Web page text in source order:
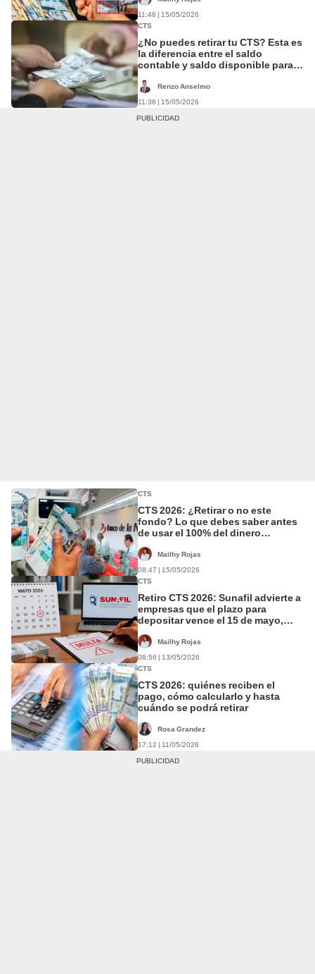
11:48 | 15/05/2026
CTS
¿No puedes retirar tu CTS? Esta es
la diferencia entre el saldo
contable y saldo disponible para
Renzo Anselmo
11:38 | 15/05/2026
CTS
CTS 2026: ¿Retirar o no este
fondo? Lo que debes saber antes
de usar el 100% del dinero
Mailhy Rojas
08:47 | 15/05/2026
CTS
Retiro CTS 2026: Sunafil advierte a
empresas que el plazo para
depositar vence el 15 de mayo,
incumplir?
Mailhy Rojas
08:56 | 13/05/2026
CTS
CTS 2026: quiénes reciben el
pago, cómo calcularlo y hasta
cuándo se podrá retirar
Rosa Grandez
17:12 | 11/05/2026